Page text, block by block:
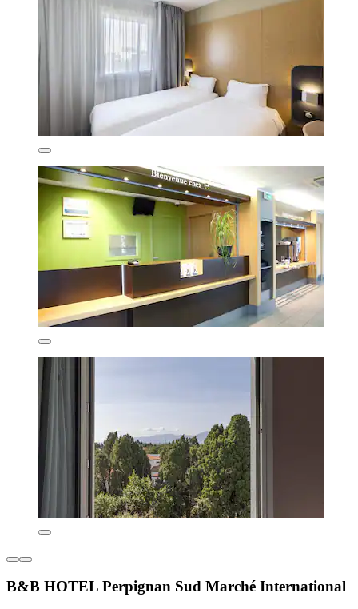
B&B HOTEL Perpignan Sud Marché International